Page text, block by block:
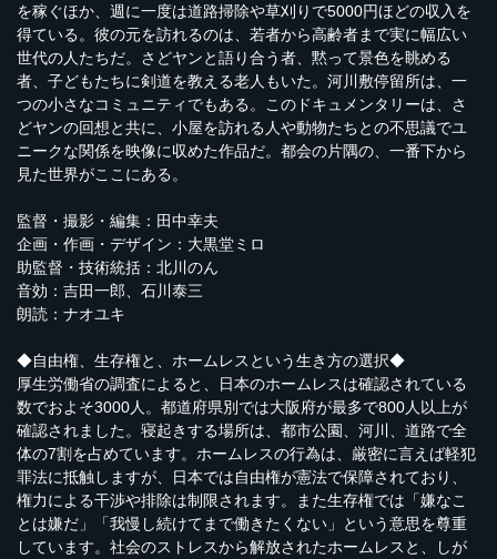
を稼ぐほか、週に一度は道路掃除や草刈りで5000円ほどの収入を
得ている。彼の元を訪れるのは、若者から高齢者まで実に幅広い
世代の人たちだ。さどヤンと語り合う者、黙って景色を眺める
者、子どもたちに剣道を教える老人もいた。河川敷停留所は、一
つの小さなコミュニティでもある。このドキュメンタリーは、さ
どヤンの回想と共に、小屋を訪れる人や動物たちとの不思議でユ
ニークな関係を映像に収めた作品だ。都会の片隅の、一番下から
見た世界がここにある。
監督・撮影・編集：田中幸夫
企画・作画・デザイン：大黒堂ミロ
助監督・技術統括：北川のん
音効：吉田一郎、石川泰三
朗読：ナオユキ
◆自由権、生存権と、ホームレスという生き方の選択◆
厚生労働省の調査によると、日本のホームレスは確認されている
数でおよそ3000人。都道府県別では大阪府が最多で800人以上が
確認されました。寝起きする場所は、都市公園、河川、道路で全
体の7割を占めています。ホームレスの行為は、厳密に言えば軽犯
罪法に抵触しますが、日本では自由権が憲法で保障されており、
権力による干渉や排除は制限されます。また生存権では「嫌なこ
とは嫌だ」「我慢し続けてまで働きたくない」という意思を尊重
しています。社会のストレスから解放されたホームレスと、しが